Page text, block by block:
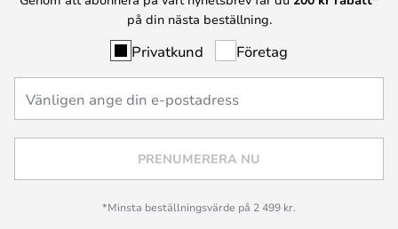
på din nästa beställning.
Privatkund Företag
PRENUMERERA NU
*Minsta beställningsvärde på 2 499 kr.